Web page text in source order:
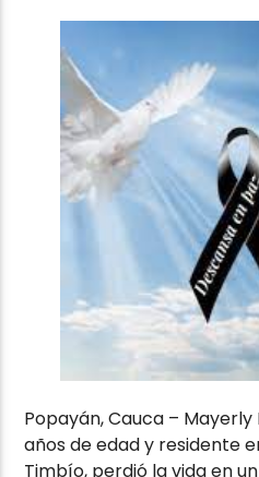
Popayán, Cauca –
años de edad y residente
Timbío, perdió la vida en